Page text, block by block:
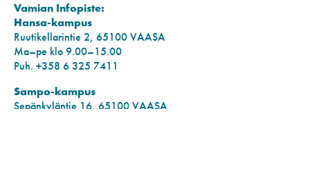
Vamian Infopiste:
Hansa-kampus
Ruutikellarintie 2, 65100 VAASA
Ma–pe klo 9.00–15.00
Puh. +358 6 325 7411
Sampo-kampus
Sepänkyläntie 16, 65100 VAASA